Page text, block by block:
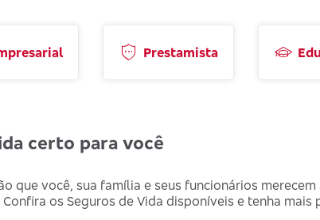
Prestamista
certo para você
que você, sua família e seus funcionários
os Seguros de Vida disponíveis e tenha